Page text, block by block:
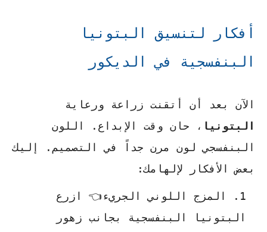
أفكار لتنسيق البتونيا
البنفسجية في الديكور
الآن بعد أن أتقنت زراعة ورعاية
البتونيا ، حان وقت الإبداع. اللون
البنفسجي لون مرن جداً في التصميم. إليك
بعض الأفكار لإلهامك:
المزج اللوني الجريء👈 ازرع
البتونيا البنفسجية بجانب زهور